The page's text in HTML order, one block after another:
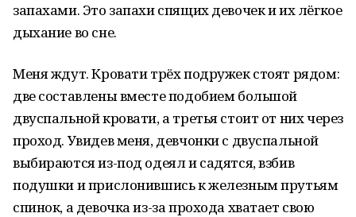
запахами. Это запахи спящих девочек и их лёгкое
дыхание во сне.
Меня ждут. Кровати трёх подружек стоят рядом:
две составлены вместе подобием большой
двуспальной кровати, а третья стоит от них через
проход. Увидев меня, девчонки с двуспальной
выбираются из-под одеял и садятся, взбив
подушки и прислонившись к железным прутьям
спинок, а девочка из-за прохода хватает свою